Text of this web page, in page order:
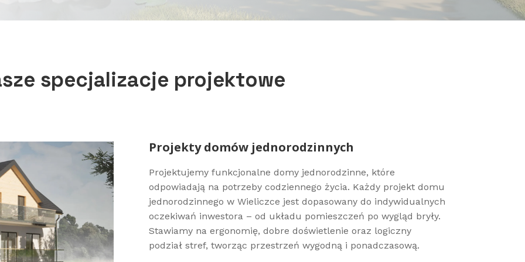
specjalizacje projektowe
Projekty domów jednorodzinnych
Projektujemy funkcjonalne domy jednorodzinne, które
odpowiadają na potrzeby codziennego życia. Każdy projekt domu
jednorodzinnego w Wieliczce jest dopasowany do indywidualnych
oczekiwań inwestora – od układu pomieszczeń po wygląd bryły.
Stawiamy na ergonomię, dobre doświetlenie oraz logiczny
podział stref, tworząc przestrzeń wygodną i ponadczasową.